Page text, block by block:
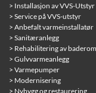
> Installasjon av VVS-Utstyr
> Service på VVS-utstyr
> Anbefalt varmeinstallatør
> Sanitæranlegg
> Rehabilitering av baderom
> Gulvvarmeanlegg
> Varmepumper
> Modernisering
> Nybygg og restaurering